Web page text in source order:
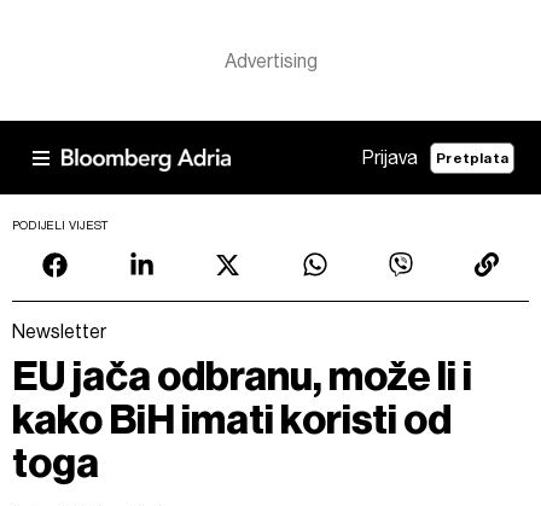
Prijava Pretplata
PODIJELI VIJEST
Newsletter
EU jača odbranu, može li i
kako BiH imati koristi od
toga